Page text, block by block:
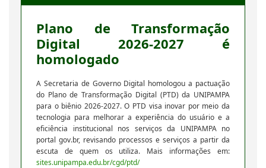
Plano de Transformação
Digital 2026-2027 é
homologado
A Secretaria de Governo Digital homologou a pactuação
do Plano de Transformação Digital (PTD) da UNIPAMPA
para o biênio 2026-2027. O PTD visa inovar por meio da
tecnologia para melhorar a experiência do usuário e a
eficiência institucional nos serviços da UNIPAMPA no
portal gov.br, revisando processos e serviços a partir da
escuta de quem os utiliza. Mais informações em:
sites.unipampa.edu.br/cgd/ptd/